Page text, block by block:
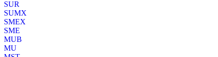
SUR
SUMX
SMEX
SME
MUB
MU